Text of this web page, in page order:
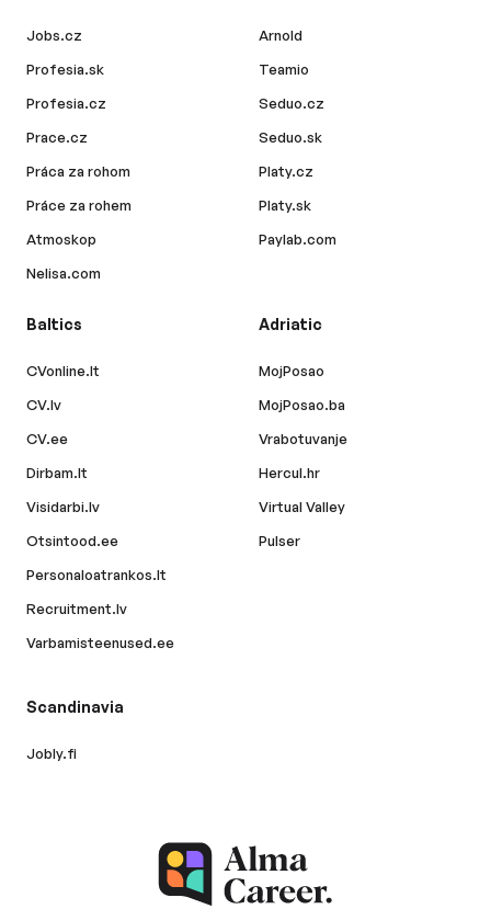
Jobs.cz
Profesia.sk
Profesia.cz
Prace.cz
Práca za rohom
Práce za rohem
Atmoskop
Nelisa.com
Arnold
Teamio
Seduo.cz
Seduo.sk
Platy.cz
Platy.sk
Paylab.com
Baltics
CVonline.lt
CV.lv
CV.ee
Dirbam.lt
Visidarbi.lv
Otsintood.ee
Personaloatrankos.lt
Recruitment.lv
Varbamisteenused.ee
Adriatic
MojPosao
MojPosao.ba
Vrabotuvanje
Hercul.hr
Virtual Valley
Pulser
Scandinavia
Jobly.fi